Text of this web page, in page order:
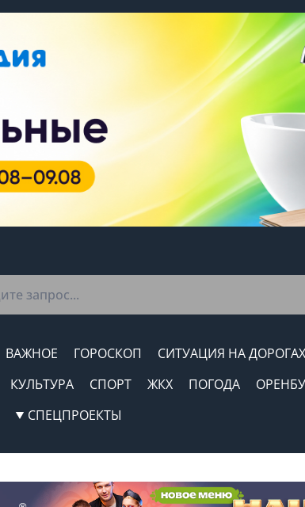
ВАЖНОЕ ГОРОСКОП СИТУАЦИЯ НА ДОРОГАХ
КУЛЬТУРА СПОРТ ЖКХ ПОГОДА
СПЕЦПРОЕКТЫ